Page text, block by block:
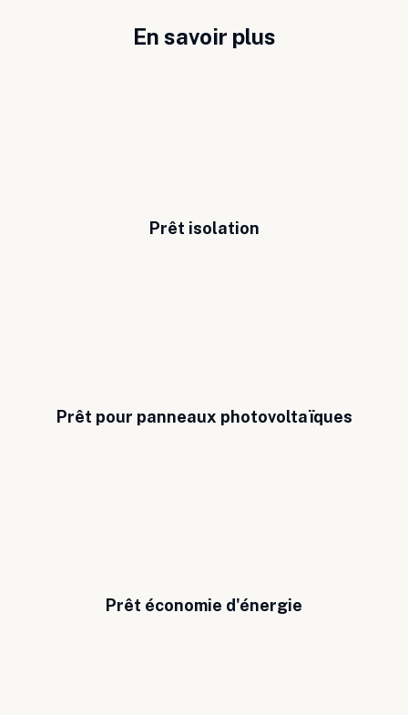
En savoir plus
Prêt isolation
Prêt pour panneaux photovoltaïques
Prêt économie d'énergie